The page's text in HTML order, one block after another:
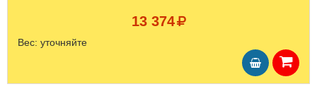
13 374
Вес: уточняйте